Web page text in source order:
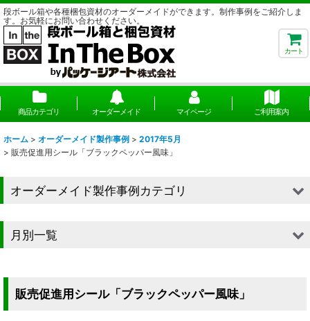
段ボール箱や各種梱包資材のオーダーメイドができます。制作事例をご紹介しま
す。お気軽にお問い合わせください。
カート
商品カテゴリ オーダーメイド マイページ ご利用案内
ホーム > オーダーメイド製作事例 > 2017年5月
> 販売促進用シール「ブラックペッパー風味」
販売促進用シール「ブラックペッパー風味」
オーダーメイド製作事例カテゴリ
■段ボール（箱以外）
■組箱
月別一覧
2025年